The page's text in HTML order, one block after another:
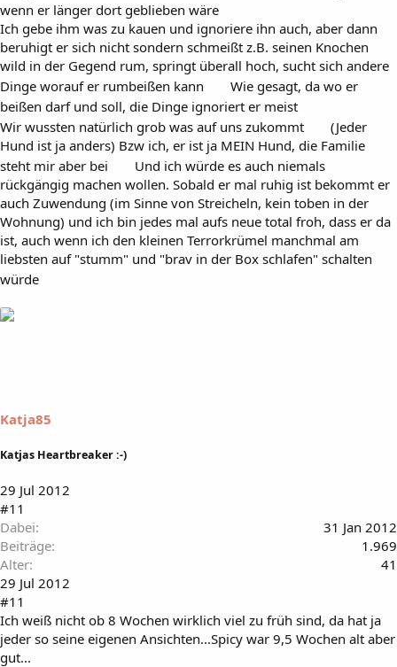
wenn er länger dort geblieben wäre
Ich gebe ihm was zu kauen und ignoriere ihn auch, aber dann
beruhigt er sich nicht sondern schmeißt z.B. seinen Knochen
wild in der Gegend rum, springt überall hoch, sucht sich andere
Dinge worauf er rumbeißen kann
Wie gesagt, da wo er
beißen darf und soll, die Dinge ignoriert er meist
Wir wussten natürlich grob was auf uns zukommt
(Jeder
Hund ist ja anders) Bzw ich, er ist ja MEIN Hund, die Familie
steht mir aber bei
Und ich würde es auch niemals
rückgängig machen wollen. Sobald er mal ruhig ist bekommt er
auch Zuwendung (im Sinne von Streicheln, kein toben in der
Wohnung) und ich bin jedes mal aufs neue total froh, dass er da
ist, auch wenn ich den kleinen Terrorkrümel manchmal am
liebsten auf "stumm" und "brav in der Box schlafen" schalten
würde
Katja85
Katjas Heartbreaker :-)
29 Jul 2012
#11
Dabei
31 Jan 2012
Beiträge
1.969
Alter
41
29 Jul 2012
#11
Ich weiß nicht ob 8 Wochen wirklich viel zu früh sind, da hat ja
jeder so seine eigenen Ansichten...Spicy war 9,5 Wochen alt aber
gut...